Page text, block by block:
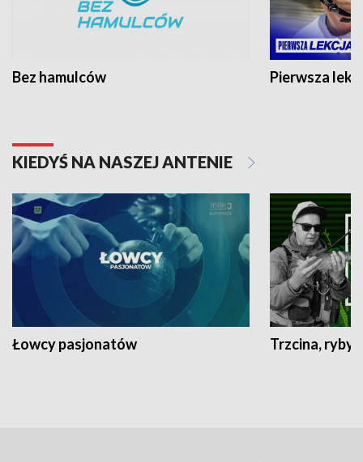
Bez hamulców Pierwsza
KIEDYŚ NA NASZEJ ANTENIE
Łowcy pasjonatów Trzcina, ryby